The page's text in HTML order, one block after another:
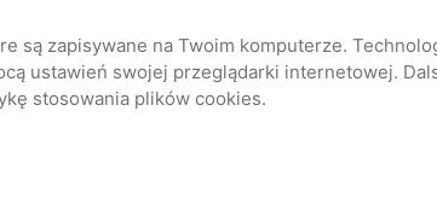
są zapisywane na Twoim komputerze.
ustawień swojej przeglądarki internetowej.
stosowania plików cookies.